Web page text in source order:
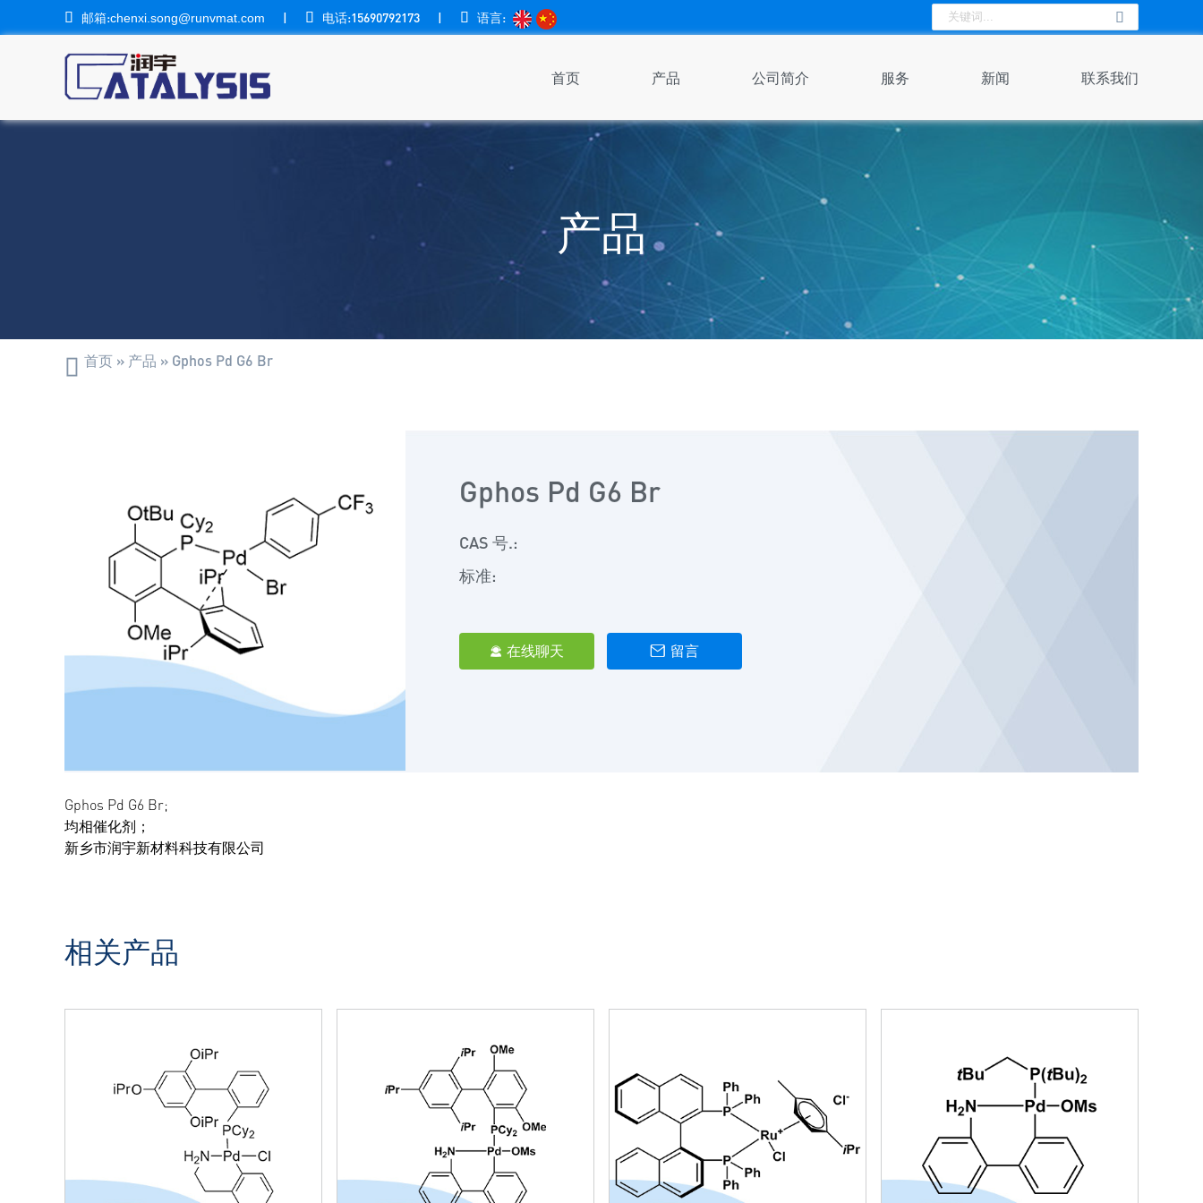
 邮箱:chenxi.song@runvmat.com |  电话:15690792173 |  语言:
首页 产品 公司简介 服务 新闻 联系我们
产品
 首页 » 产品 » Gphos Pd G6 Br
Gphos Pd G6 Br
CAS 号.:
标准:
 在线聊天  留言
Gphos Pd G6 Br;
均相催化剂；
新乡市润宇新材料科技有限公司
相关产品